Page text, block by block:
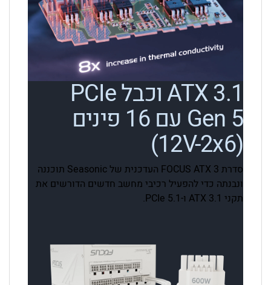
ATX 3.1 וכבל PCIe
Gen 5 עם 16 פינים
(12V-2x6)
סדרת FOCUS ATX 3 העדכנית של Seasonic תוכננה
ונבנתה כדי להפעיל רכיבי מחשב חדשים הדורשים את
תקני ATX 3.1 ו-PCIe 5.1.